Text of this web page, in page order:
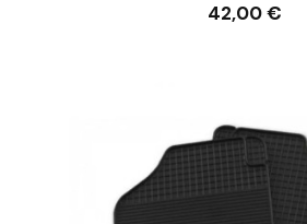
42,00 €
Ielikt grozā